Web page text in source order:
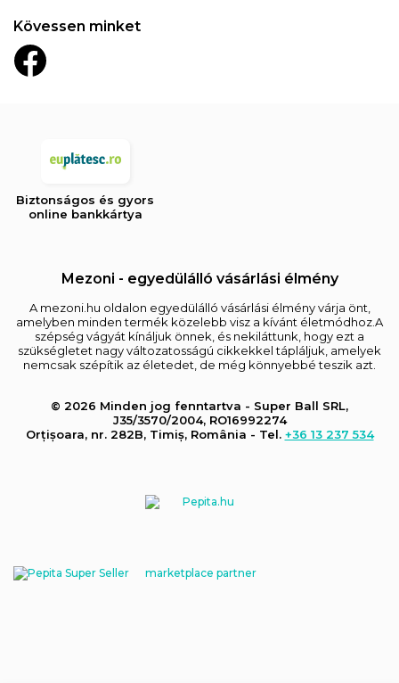
Kövessen minket
Biztonságos és gyors
online bankkártya
Mezoni - egyedülálló vásárlási élmény
A mezoni.hu oldalon egyedülálló vásárlási élmény várja önt,
amelyben minden termék közelebb visz a kívánt életmódhoz.A
szépség vágyát kínáljuk önnek, és nekiláttunk, hogy ezt a
szükségletet nagy változatosságú cikkekkel tápláljuk, amelyek
nemcsak szépítik az életedet, de még könnyebbé teszik azt.
© 2026 Minden jog fenntartva - Super Ball SRL,
J35/3570/2004, RO16992274
Orțișoara, nr. 282B, Timiș, România - Tel. +36 13 237 534
marketplace partner